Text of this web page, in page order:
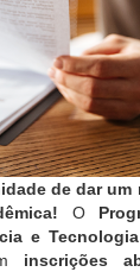
de dar
O
e
inscrições